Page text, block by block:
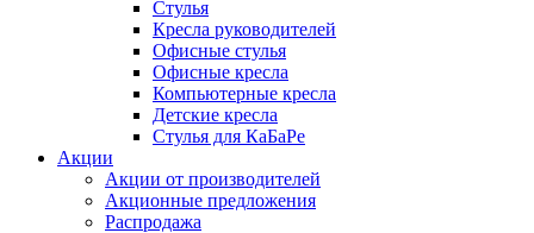
Стулья
Кресла руководителей
Офисные стулья
Офисные кресла
Компьютерные кресла
Детские кресла
Стулья для КаБаРе
Акции
Акции от производителей
Акционные предложения
Распродажа